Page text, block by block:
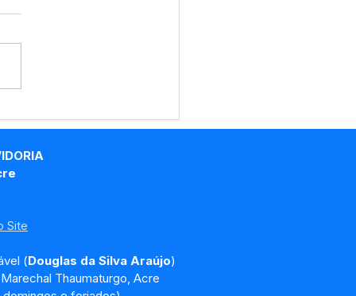
de Licitação
Site
(Douglas da Silva Araújo)
Thaumaturgo, Acre